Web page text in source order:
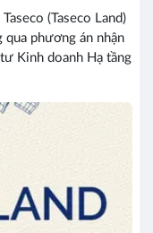
(Taseco Land)
phương án nhận
Kinh doanh Hạ tầng